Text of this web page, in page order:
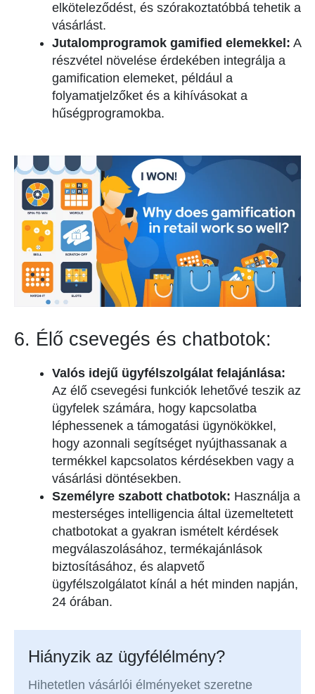
elköteleződést, és szórakoztatóbbá tehetik a
vásárlást.
Jutalomprogramok gamified elemekkel: A
részvétel növelése érdekében integrálja a
gamification elemeket, például a
folyamatjelzőket és a kihívásokat a
hűségprogramokba.
6. Élő csevegés és chatbotok:
Valós idejű ügyfélszolgálat felajánlása:
Az élő csevegési funkciók lehetővé teszik az
ügyfelek számára, hogy kapcsolatba
léphessenek a támogatási ügynökökkel,
hogy azonnali segítséget nyújthassanak a
termékkel kapcsolatos kérdésekben vagy a
vásárlási döntésekben.
Személyre szabott chatbotok: Használja a
mesterséges intelligencia által üzemeltetett
chatbotokat a gyakran ismételt kérdések
megválaszolásához, termékajánlások
biztosításához, és alapvető
ügyfélszolgálatot kínál a hét minden napján,
24 órában.
Hiányzik az ügyfélélmény?
Hihetetlen vásárlói élményeket szeretne